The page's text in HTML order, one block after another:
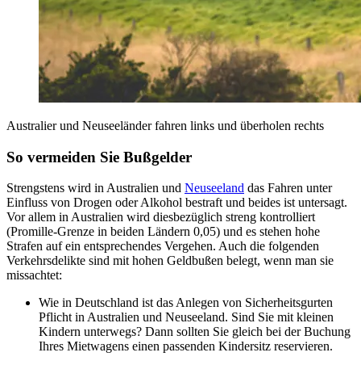
Australier und Neuseeländer fahren links und überholen rechts
So vermeiden Sie Bußgelder
Strengstens wird in Australien und Neuseeland das Fahren unter
Einfluss von Drogen oder Alkohol bestraft und beides ist untersagt.
Vor allem in Australien wird diesbezüglich streng kontrolliert
(Promille-Grenze in beiden Ländern 0,05) und es stehen hohe
Strafen auf ein entsprechendes Vergehen. Auch die folgenden
Verkehrsdelikte sind mit hohen Geldbußen belegt, wenn man sie
missachtet:
Wie in Deutschland ist das Anlegen von Sicherheitsgurten
Pflicht in Australien und Neuseeland. Sind Sie mit kleinen
Kindern unterwegs? Dann sollten Sie gleich bei der Buchung
Ihres Mietwagens einen passenden Kindersitz reservieren.